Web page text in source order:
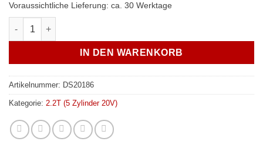
Voraussichtliche Lieferung: ca. 30 Werktage
Fluidampr harmonischer Schwingungsdämpfer 5-Zylinder
IN DEN WARENKORB
Artikelnummer: DS20186
Kategorie: 2.2T (5 Zylinder 20V)